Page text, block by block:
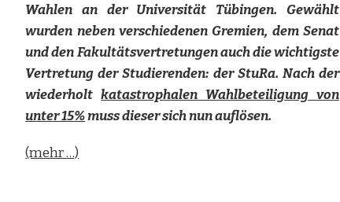
Wahlen an der Universität Tübingen. Gewählt
wurden neben verschiedenen Gremien, dem Senat
und den Fakultätsvertretungen auch die wichtigste
Vertretung der Studierenden: der StuRa. Nach der
wiederholtkatastrophalen Wahlbeteiligung von
unter 15%muss dieser sich nun auflösen.
(mehr …)